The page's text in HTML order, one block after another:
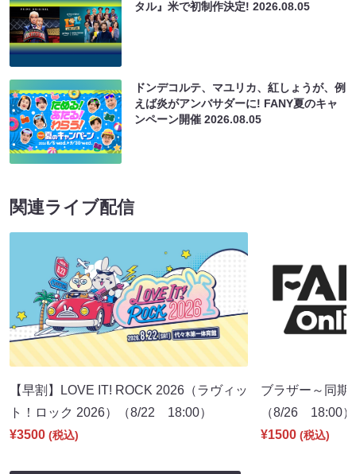
タル』米で初制作決定!2026.08.05
ドンデコルテ、マユリカ、紅しょうが、例
えば炎がアンバサダーに! FANY夏のキャ
ンペーン開催2026.08.05
関連ライブ配信
【早割】LOVE IT! ROCK 2026（ラヴィッ
ト！ロック 2026）（8/22 18:00）
¥3500 (税込)
ブラザー～同期
（8/26 18:00）
¥1500 (税込)